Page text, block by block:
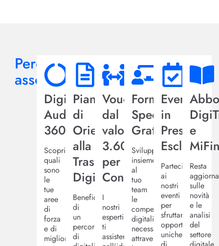
Perché
associarsi?
Digital
Audit
360
Scopri
quali
sono
le
tue
aree
di
forza
e di
miglioramento
Piano
di
Orientamento
alla
Trasformazione
Digitale
Beneficia
di
un
percorso
di
Voucher
dal
valore
3.600€
per
Consulenza
I
nostri
esperti
ti
assisteranno
Formazione
Specialistica
Gratuita
Sviluppa
insieme
al
tuo
team
le
competenze
digitali
necessarie,
attraverso
Eventi
in
Presenza
Esclusivi
Partecipa
ai
nostri
eventi
per
sfruttare
opportunità
uniche
e
Resta
sulle
novità
e le
analisi
del
settore